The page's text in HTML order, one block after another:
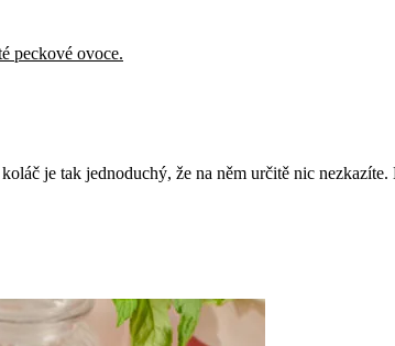
peckové ovoce.
je tak jednoduchý, že na něm určitě nic